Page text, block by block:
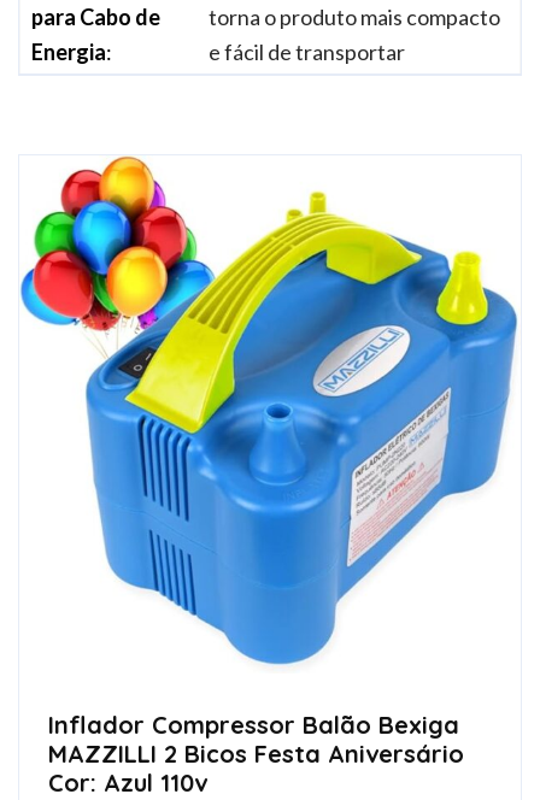
para Cabo de
Energia:
torna o produto mais compacto
e fácil de transportar
Inflador Compressor Balão Bexiga
MAZZILLI 2 Bicos Festa Aniversário
Cor: Azul 110v